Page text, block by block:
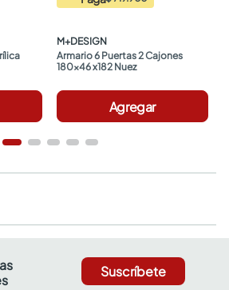
M+DESIGN
Armario 6 Puertas 2 Cajones
180x46 x182 Nuez
Agregar
Suscríbete